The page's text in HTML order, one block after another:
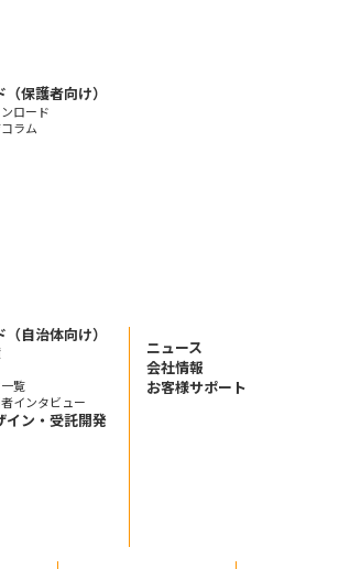
保護者向け）
ロード
ラム
自治体向け）
覧
インタビュー
イン・受託開発
ニュース
会社情報
お客様サポート